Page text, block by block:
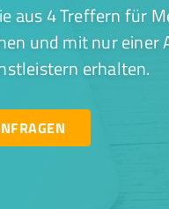
aus 4 Treffern für
und mit nur einer
erhalten.